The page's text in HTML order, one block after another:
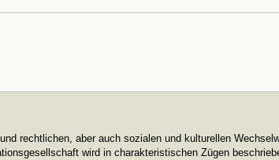
rechtlichen, aber auch sozialen und kulturellen
wird in charakteristischen Zügen